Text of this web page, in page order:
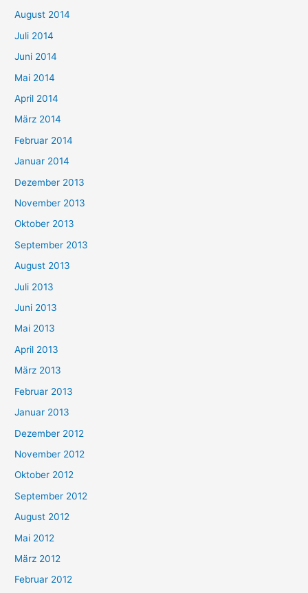
August 2014
Juli 2014
Juni 2014
Mai 2014
April 2014
März 2014
Februar 2014
Januar 2014
Dezember 2013
November 2013
Oktober 2013
September 2013
August 2013
Juli 2013
Juni 2013
Mai 2013
April 2013
März 2013
Februar 2013
Januar 2013
Dezember 2012
November 2012
Oktober 2012
September 2012
August 2012
Mai 2012
März 2012
Februar 2012